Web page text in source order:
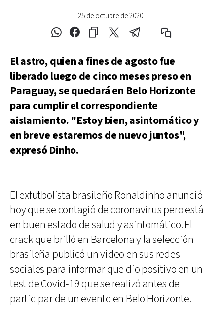
25 de octubre de 2020
El astro, quien a fines de agosto fue
liberado luego de cinco meses preso en
Paraguay, se quedará en Belo Horizonte
para cumplir el correspondiente
aislamiento. "Estoy bien, asintomático y
en breve estaremos de nuevo juntos",
expresó Dinho.
El exfutbolista brasileño Ronaldinho anunció
hoy que se contagió de coronavirus pero está
en buen estado de salud y asintomático. El
crack que brilló en Barcelona y la selección
brasileña publicó un video en sus redes
sociales para informar que dio positivo en un
test de Covid-19 que se realizó antes de
participar de un evento en Belo Horizonte.